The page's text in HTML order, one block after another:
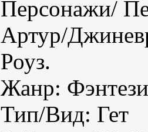
Персонажи/
Артур/
Роуз.
Жанр:
Тип/Вид: Гет